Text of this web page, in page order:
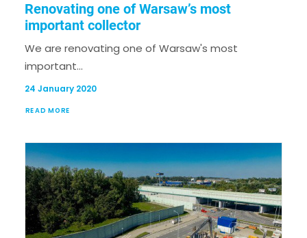
Renovating one of Warsaw’s most
important collector
We are renovating one of Warsaw's most
important…
24 January 2020
READ MORE